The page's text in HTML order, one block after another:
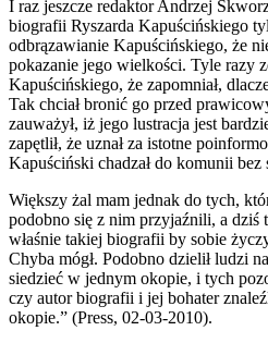
I raz jeszcze redaktor Andrzej
biografii Ryszarda Kapuścińskiego
odbrązawianie Kapuścińskiego, że
pokazanie jego wielkości. Tyle razy
Kapuścińskiego, że zapomniał,
Tak chciał bronić go przed
zauważył, iż jego lustracja jest
zapętlił, że uznał za istotne
Kapuściński chadzał do komunii bez
Większy żal mam jednak do tych,
podobno się z nim przyjaźnili, a dziś
właśnie takiej biografii by sobie
Chyba mógł. Podobno dzielił ludzi
siedzieć w jednym okopie, i tych
czy autor biografii i jej bohater
okopie.” (Press, 02-03-2010).